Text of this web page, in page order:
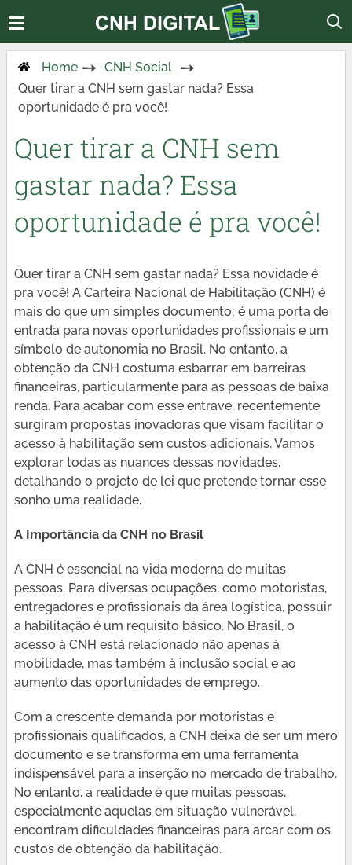
Home
CNH Social
Quer tirar a CNH sem gastar nada? Essa
oportunidade é pra você!
Quer tirar a CNH sem
gastar nada? Essa
oportunidade é pra você!
Quer tirar a CNH sem gastar nada? Essa novidade é
pra você! A Carteira Nacional de Habilitação (CNH) é
mais do que um simples documento; é uma porta de
entrada para novas oportunidades profissionais e um
símbolo de autonomia no Brasil. No entanto, a
obtenção da CNH costuma esbarrar em barreiras
financeiras, particularmente para as pessoas de baixa
renda. Para acabar com esse entrave, recentemente
surgiram propostas inovadoras que visam facilitar o
acesso à habilitação sem custos adicionais. Vamos
explorar todas as nuances dessas novidades,
detalhando o projeto de lei que pretende tornar esse
sonho uma realidade.
A Importância da CNH no Brasil
A CNH é essencial na vida moderna de muitas
pessoas. Para diversas ocupações, como motoristas,
entregadores e profissionais da área logística, possuir
a habilitação é um requisito básico. No Brasil, o
acesso à CNH está relacionado não apenas à
mobilidade, mas também à inclusão social e ao
aumento das oportunidades de emprego.
Com a crescente demanda por motoristas e
profissionais qualificados, a CNH deixa de ser um mero
documento e se transforma em uma ferramenta
indispensável para a inserção no mercado de trabalho.
No entanto, a realidade é que muitas pessoas,
especialmente aquelas em situação vulnerável,
encontram dificuldades financeiras para arcar com os
custos de obtenção da habilitação.